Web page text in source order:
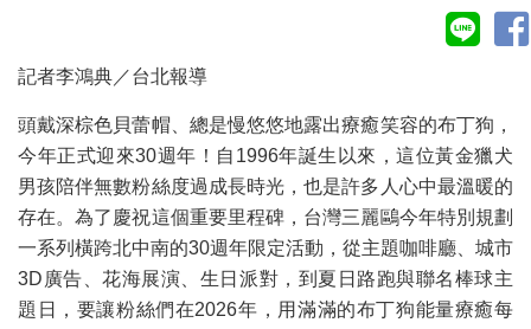
記者李鴻典／台北報導
頭戴深棕色貝蕾帽、總是慢悠悠地露出療癒笑容的布丁狗，
今年正式迎來30週年！自1996年誕生以來，這位黃金獵犬
男孩陪伴無數粉絲度過成長時光，也是許多人心中最溫暖的
存在。為了慶祝這個重要里程碑，台灣三麗鷗今年特別規劃
一系列橫跨北中南的30週年限定活動，從主題咖啡廳、城市
3D廣告、花海展演、生日派對，到夏日路跑與聯名棒球主
題日，要讓粉絲們在2026年，用滿滿的布丁狗能量療癒每